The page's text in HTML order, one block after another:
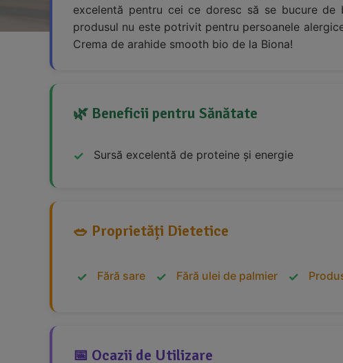
excelentă pentru cei ce doresc să se bucure
produsul nu este potrivit pentru persoanele
Crema de arahide smooth bio de la Biona!
🌿 Beneficii pentru Sănătate
Sursă excelentă de proteine și energie
🥗 Proprietăți Dietetice
Fără sare Fără ulei de palmier
📅 Ocazii de Utilizare